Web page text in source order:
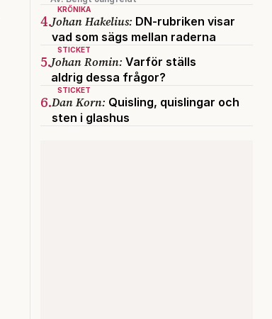
KRÖNIKA
4.Johan Hakelius: DN-rubriken visar
vad som sägs mellan raderna
STICKET
5.Johan Romin: Varför ställs
aldrig dessa frågor?
STICKET
6.Dan Korn: Quisling, quislingar och
sten i glashus